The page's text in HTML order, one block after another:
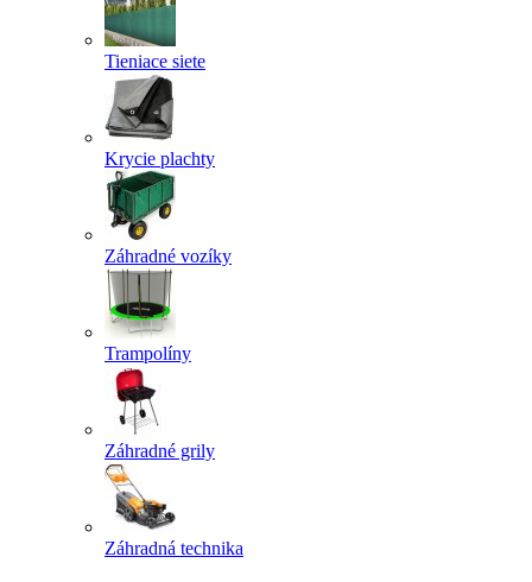
Tieniace siete
Krycie plachty
Záhradné vozíky
Trampolíny
Záhradné grily
Záhradná technika